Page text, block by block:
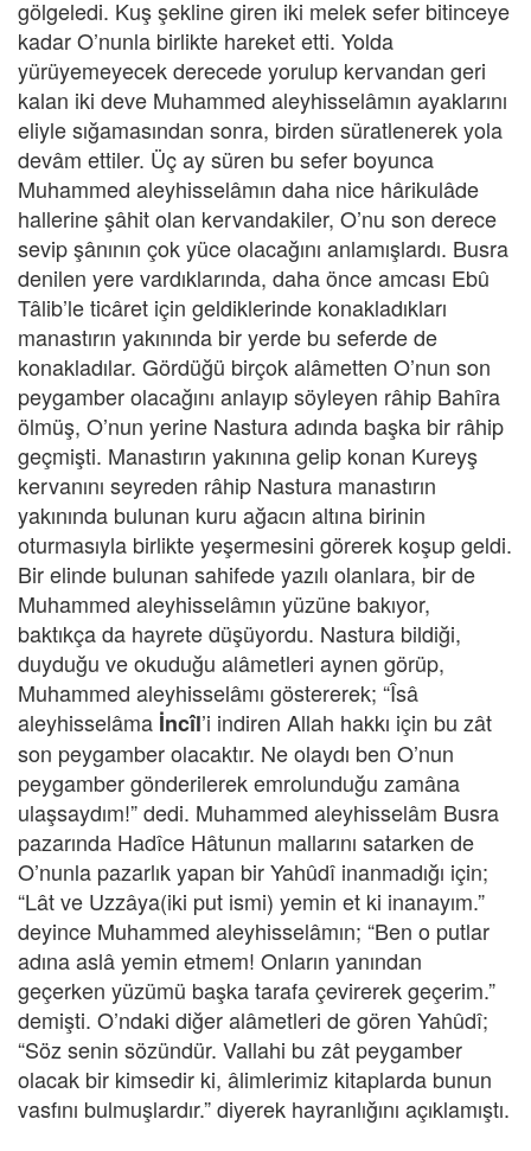
gölgeledi. Kuş şekline giren iki melek sefer bitinceye
kadar O’nunla birlikte hareket etti. Yolda
yürüyemeyecek derecede yorulup kervandan geri
kalan iki deve Muhammed aleyhisselâmın ayaklarını
eliyle sığamasından sonra, birden süratlenerek yola
devâm ettiler. Üç ay süren bu sefer boyunca
Muhammed aleyhisselâmın daha nice hârikulâde
hallerine şâhit olan kervandakiler, O’nu son derece
sevip şânının çok yüce olacağını anlamışlardı. Busra
denilen yere vardıklarında, daha önce amcası Ebû
Tâlib’le ticâret için geldiklerinde konakladıkları
manastırın yakınında bir yerde bu seferde de
konakladılar. Gördüğü birçok alâmetten O’nun son
peygamber olacağını anlayıp söyleyen râhip Bahîra
ölmüş, O’nun yerine Nastura adında başka bir râhip
geçmişti. Manastırın yakınına gelip konan Kureyş
kervanını seyreden râhip Nastura manastırın
yakınında bulunan kuru ağacın altına birinin
oturmasıyla birlikte yeşermesini görerek koşup geldi.
Bir elinde bulunan sahifede yazılı olanlara, bir de
Muhammed aleyhisselâmın yüzüne bakıyor,
baktıkça da hayrete düşüyordu. Nastura bildiği,
duyduğu ve okuduğu alâmetleri aynen görüp,
Muhammed aleyhisselâmı göstererek; “Îsâ
aleyhisselâma İncîl’i indiren Allah hakkı için bu zât
son peygamber olacaktır. Ne olaydı ben O’nun
peygamber gönderilerek emrolunduğu zamâna
ulaşsaydım!” dedi. Muhammed aleyhisselâm Busra
pazarında Hadîce Hâtunun mallarını satarken de
O’nunla pazarlık yapan bir Yahûdî inanmadığı için;
“Lât ve Uzzâya(iki put ismi) yemin et ki inanayım.”
deyince Muhammed aleyhisselâmın; “Ben o putlar
adına aslâ yemin etmem! Onların yanından
geçerken yüzümü başka tarafa çevirerek geçerim.”
demişti. O’ndaki diğer alâmetleri de gören Yahûdî;
“Söz senin sözündür. Vallahi bu zât peygamber
olacak bir kimsedir ki, âlimlerimiz kitaplarda bunun
vasfını bulmuşlardır.” diyerek hayranlığını açıklamıştı.